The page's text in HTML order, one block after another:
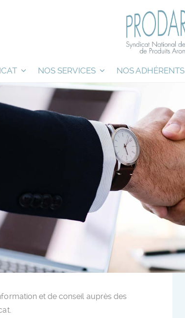
NOS SERVICES NOS ADHÉRENTS
et de conseil auprès des